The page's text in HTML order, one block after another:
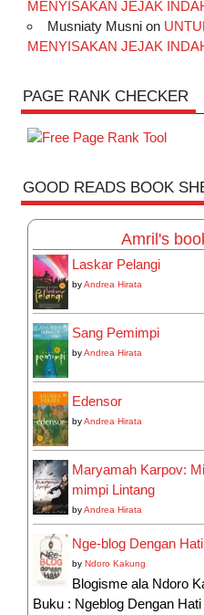
MENYISAKAN JEJAK
Musniaty Musnion
MENYISAKAN JEJAK
PAGE RANK CHECKER
GOOD READS BOOK
Amril's
Laskar Pelangi
byAndrea Hirata
Sang Pemimpi
byAndrea Hirata
Edensor
byAndrea Hirata
Maryamah Karpov:
mimpi Lintang
byAndrea Hirata
Nge-blog Dengan Hati
byNdoro Kakung
Blogisme ala Ndoro
Buku : Ngeblog Dengan